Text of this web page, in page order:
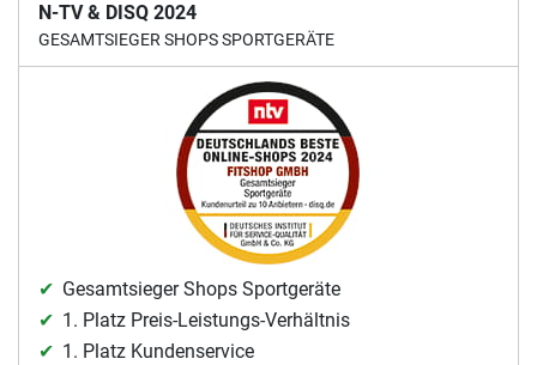
N-TV & DISQ 2024
GESAMTSIEGER SHOPS SPORTGERÄTE
Gesamtsieger Shops Sportgeräte
1. Platz Preis-Leistungs-Verhältnis
1. Platz Kundenservice